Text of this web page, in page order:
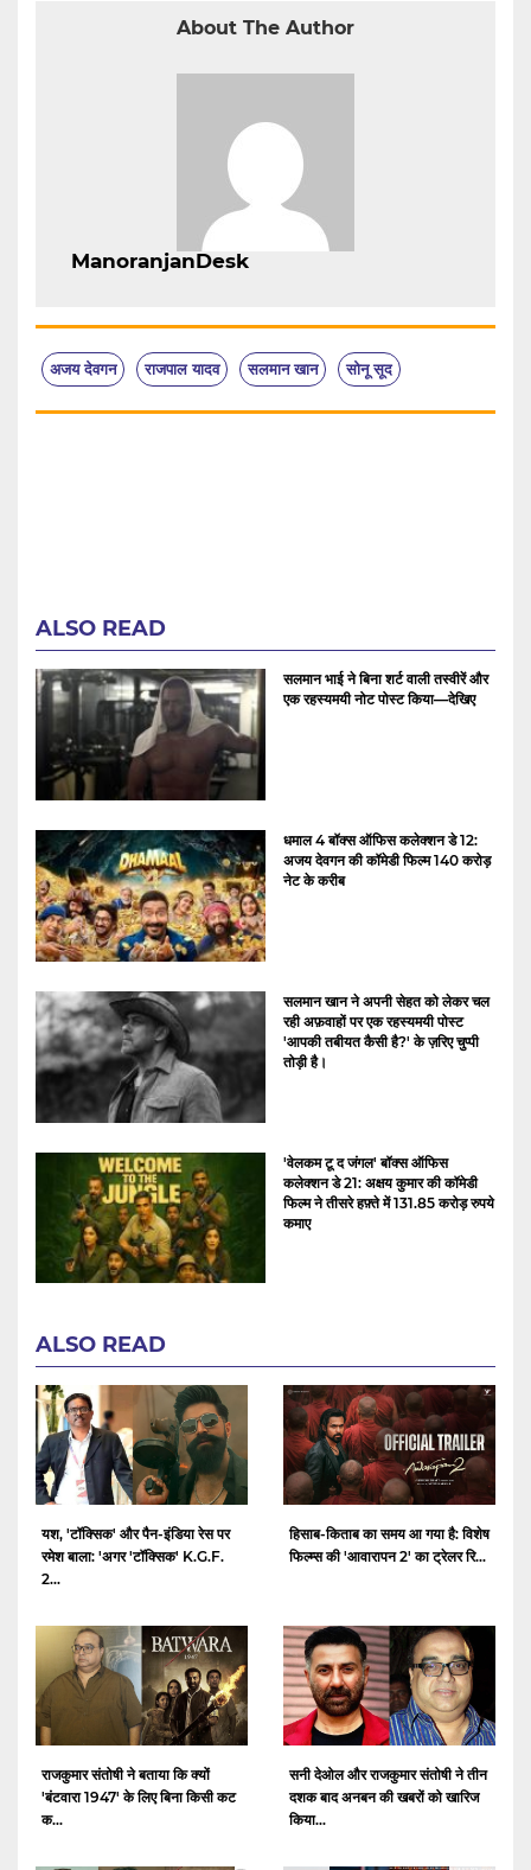
About The Author
ManoranjanDesk
अजय देवगन राजपाल यादव सलमान खान सोनू सूद
ALSO READ
सलमान भाई ने बिना शर्ट वाली तस्वीरें और
एक रहस्यमयी नोट पोस्ट किया—देखिए
धमाल 4 बॉक्स ऑफिस कलेक्शन डे 12:
अजय देवगन की कॉमेडी फिल्म 140 करोड़
नेट के करीब
सलमान खान ने अपनी सेहत को लेकर चल
रही अफ़वाहों पर एक रहस्यमयी पोस्ट
'आपकी तबीयत कैसी है?' के ज़रिए चुप्पी
तोड़ी है।
'वेलकम टू द जंगल' बॉक्स ऑफिस
कलेक्शन डे 21: अक्षय कुमार की कॉमेडी
फिल्म ने तीसरे हफ़्ते में 131.85 करोड़ रुपये
कमाए
ALSO READ
यश, 'टॉक्सिक' और पैन-इंडिया रेस पर
रमेश बाला: 'अगर 'टॉक्सिक' K.G.F.
2...
हिसाब-किताब का समय आ गया है: विशेष
फिल्म्स की 'आवारापन 2' का ट्रेलर रि...
राजकुमार संतोषी ने बताया कि क्यों
'बंटवारा 1947' के लिए बिना किसी कट
क...
सनी देओल और राजकुमार संतोषी ने तीन
दशक बाद अनबन की खबरों को खारिज
किया...